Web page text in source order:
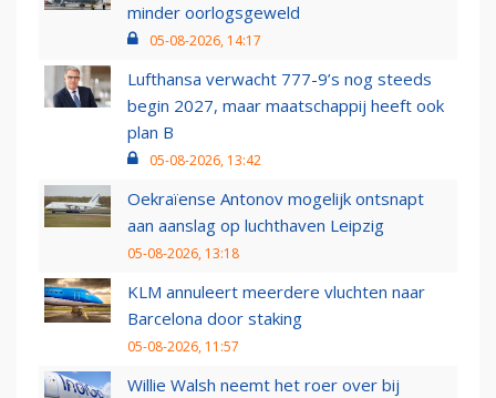
minder oorlogsgeweld
05-08-2026, 14:17
Lufthansa verwacht 777-9’s nog steeds
begin 2027, maar maatschappij heeft ook
plan B
05-08-2026, 13:42
Oekraïense Antonov mogelijk ontsnapt
aan aanslag op luchthaven Leipzig
05-08-2026, 13:18
KLM annuleert meerdere vluchten naar
Barcelona door staking
05-08-2026, 11:57
Willie Walsh neemt het roer over bij